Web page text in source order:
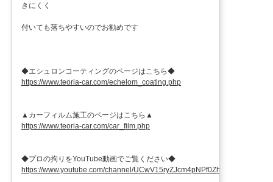
きにくく
付いても落ちやすいのでお勧めです
◆エシュロンコーティングのページはこちら◆
https://www.teoria-car.com/echelom_coating.php
▲カーフィルム施工のページはこちら▲
https://www.teoria-car.com/car_film.php
◆プロの拘りをYouTube動画でご覧ください◆
https://www.youtube.com/channel/UCwV15ryZJcm4pNPf0ZhXu9g